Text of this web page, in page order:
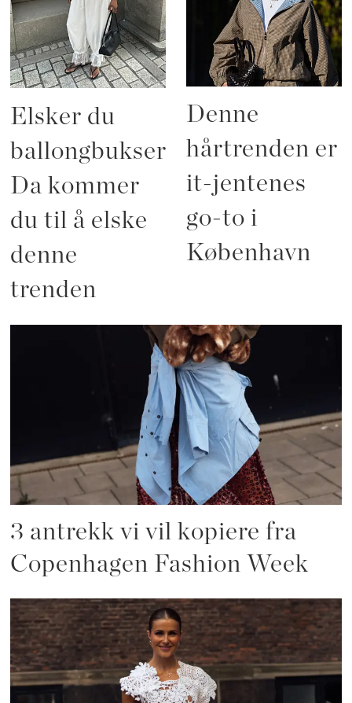
Elsker du
ballongbukser?
Da kommer
du til å elske
denne
trenden
Denne
hårtrenden er
it-jentenes
go-to i
København
3 antrekk vi vil kopiere fra
Copenhagen Fashion Week